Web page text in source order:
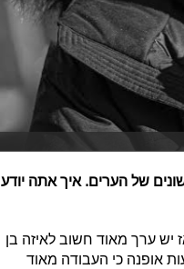
של הערים. איך אתה יודע
יש ערך מאוד חשוב לאיזה בן
אופנה כי העבודה מאוד